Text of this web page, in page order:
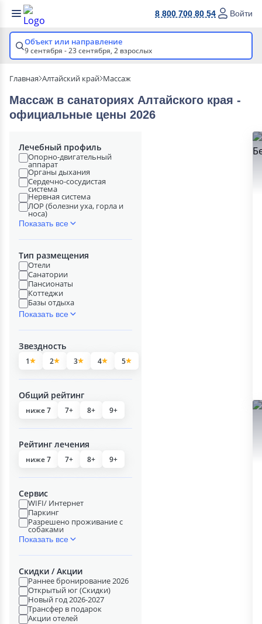
8 800 700 80 54 Войти
Объект или направление
9 сентября - 23 сентября, 2 взрослых
Главная Алтайский край Массаж
Массаж в cанаториях Алтайского края -
официальные цены 2026
Лечебный профиль
Опорно-двигательный
аппарат
Органы дыхания
Сердечно-сосудистая
система
Нервная система
ЛОР (болезни уха, горла и
носа)
Показать все
Тип размещения
Отели
Санатории
Пансионаты
Коттеджи
Базы отдыха
Показать все
Звездность
1 2 3 4 5
Общий рейтинг
ниже 7 7+ 8+ 9+
Рейтинг лечения
ниже 7 7+ 8+ 9+
Сервис
WIFI/ Интернет
Паркинг
Разрешено проживание с
собаками
Показать все
Скидки / Акции
Раннее бронирование 2026
Открытый юг (Скидки)
Новый год 2026-2027
Трансфер в подарок
Акции отелей